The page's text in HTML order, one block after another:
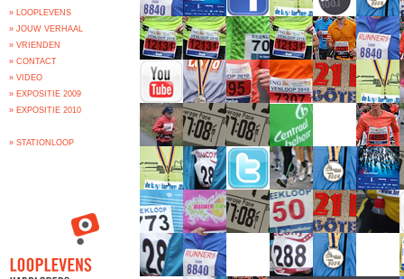
» LOOPLEVENS
» JOUW VERHAAL
» VRIENDEN
» CONTACT
» VIDEO
» EXPOSITIE 2009
» EXPOSITIE 2010
» STATIONLOOP